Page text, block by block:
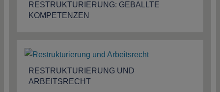
RESTRUKTURIERUNG: GEBALLTE
KOMPETENZEN
RESTRUKTURIERUNG UND
ARBEITSRECHT